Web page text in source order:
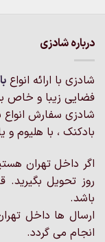
درباره شادزی
شادزی با ارائه انواع
فضایی زیبا و خاص
شادزی سفارش انواع
بادکنک ، با هلیوم و
روز تحویل
باشد.
ارسال ها داخل
انجام می گردد.